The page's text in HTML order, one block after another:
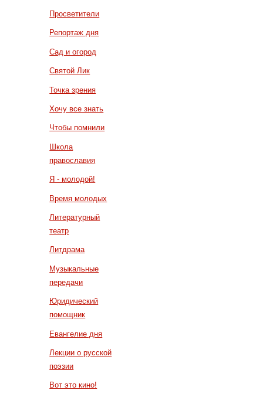
Просветители
Репортаж дня
Сад и огород
Святой Лик
Точка зрения
Хочу все знать
Чтобы помнили
Школа
православия
Я - молодой!
Время молодых
Литературный
театр
Литдрама
Музыкальные
передачи
Юридический
помощник
Евангелие дня
Лекции о русской
поэзии
Вот это кино!